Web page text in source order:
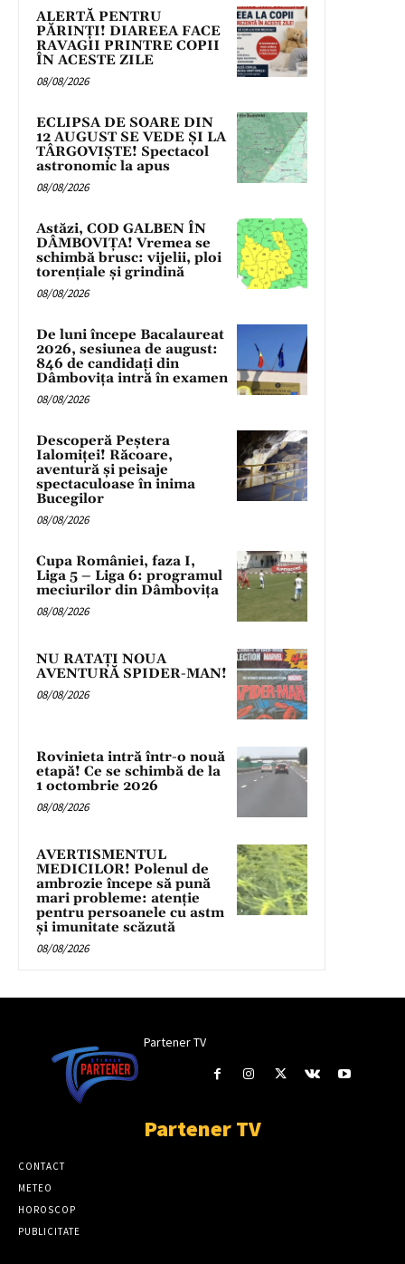
ALERTĂ PENTRU
PĂRINȚI! DIAREEA FACE
RAVAGII PRINTRE COPII
ÎN ACESTE ZILE
08/08/2026
ECLIPSA DE SOARE DIN
12 AUGUST SE VEDE ȘI LA
TÂRGOVIȘTE! Spectacol
astronomic la apus
08/08/2026
Astăzi, COD GALBEN ÎN
DÂMBOVIȚA! Vremea se
schimbă brusc: vijelii, ploi
torențiale și grindină
08/08/2026
De luni începe Bacalaureat
2026, sesiunea de august:
846 de candidați din
Dâmbovița intră în examen
08/08/2026
Descoperă Peștera
Ialomiței! Răcoare,
aventură și peisaje
spectaculoase în inima
Bucegilor
08/08/2026
Cupa României, faza I,
Liga 5 – Liga 6: programul
meciurilor din Dâmbovița
08/08/2026
NU RATAȚI NOUA
AVENTURĂ SPIDER-MAN!
08/08/2026
Rovinieta intră într-o nouă
etapă! Ce se schimbă de la
1 octombrie 2026
08/08/2026
AVERTISMENTUL
MEDICILOR! Polenul de
ambrozie începe să pună
mari probleme: atenție
pentru persoanele cu astm
și imunitate scăzută
08/08/2026
Partener TV
Partener TV
CONTACT
METEO
HOROSCOP
PUBLICITATE